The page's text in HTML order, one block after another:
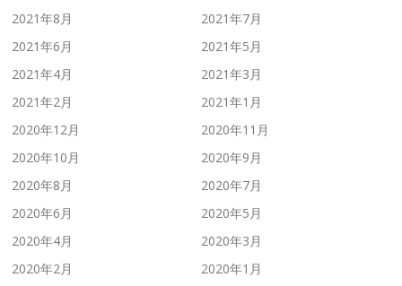
2021年8月
2021年7月
2021年6月
2021年5月
2021年4月
2021年3月
2021年2月
2021年1月
2020年12月
2020年11月
2020年10月
2020年9月
2020年8月
2020年7月
2020年6月
2020年5月
2020年4月
2020年3月
2020年2月
2020年1月